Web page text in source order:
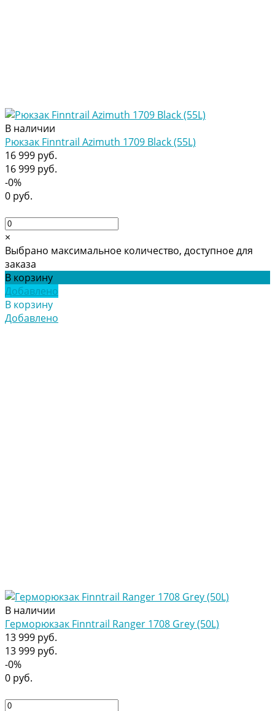
В наличии
Рюкзак Finntrail Azimuth 1709 Black (55L)
16 999 руб.
16 999 руб.
-0%
0 руб.
×
Выбрано максимальное количество, доступное для
заказа
В корзину
Добавлено
В корзину
Добавлено
В наличии
Герморюкзак Finntrail Ranger 1708 Grey (50L)
13 999 руб.
13 999 руб.
-0%
0 руб.